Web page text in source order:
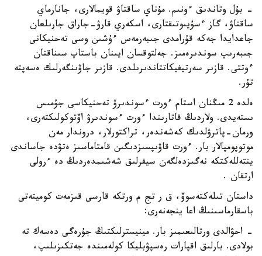
- بۇل وتاندىق ءونىم. مۇناي ساقتاۋ قويمالارى، جانارماي
ساقتاۋ، گاز ءسۇيىوتىقتارى، اسكەري قارۋ-جاراق جارىلعان
جاعدايدا جەكە قۇرامدى جىبەرمەس ءۇشىن وسى تەحنيكانى
جىبەرىپ سوندىرەمىز. جەلتوقسان ايىنان باستاپ سىناقتان
ءوتتى. قازىر سەرتيفيكاتتاندىرىلدى. قازىر جاۋىنگەرلىك ەسەپتە
تۇر.
ەلدە 2 مىڭنان استام ءورت ءسوندىرۋ تەحنيكاسى جۇمىس
ىستەيدى. ولاردىڭ قاتارىندا ءورت ءسوندىرۋ اۆتوكولىكتەرى،
ورمان-پاترۋلدىك كەشەندەر، تراكتورلار، دروندار مەن
موتوپومپالار بار. ءورت قاۋىپسىزدىگىن قامتاماسىز ەتۋدە جاساندى
ينتەللەكتكە نەگىزدەلگەن سيفرلىق شەشىمدەردىڭ دە ءرولى
ارتقان .
داستان تىلەكتەسوۆ، ق ر تج م ورتكە قارسى قىزمەت كوميتەتى
باسقارماسىنىڭ اعا ينجەنەرى:
- احۋالدى ورتالىعىمىز بار. مينيسترلىكتىڭ جۇرەگى دەسەك تە
بولادى. بارلىق اقپارات رەسپۋبليكا كولەمىندە جەتكىزىلىپ،